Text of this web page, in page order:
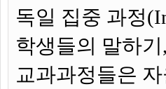
독일 집중 과정
학생들의 말하
교과과정들은